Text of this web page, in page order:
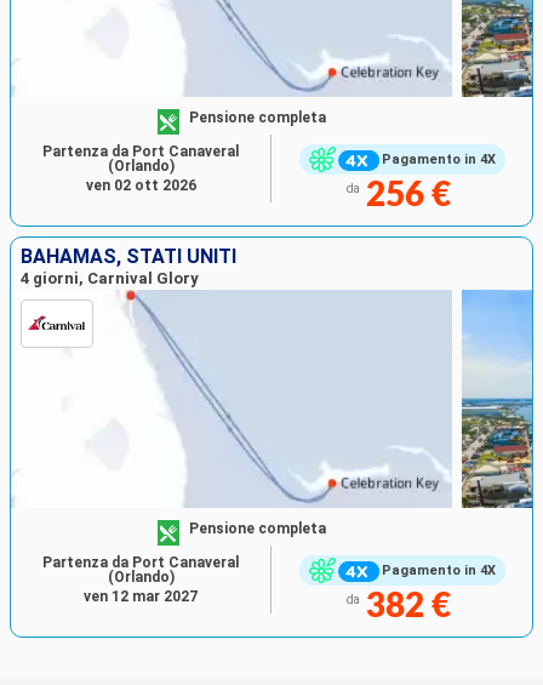
Pagamento in 4X
Pensione completa
da 256 €
Partenza da Port Canaveral
(Orlando)
ven 02 ott 2026
BAHAMAS, STATI UNITI
4 giorni, Carnival Glory
Pagamento in 4X
Pensione completa
da 382 €
Partenza da Port Canaveral
(Orlando)
ven 12 mar 2027